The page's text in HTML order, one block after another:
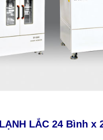
LẮC 24 Bình x